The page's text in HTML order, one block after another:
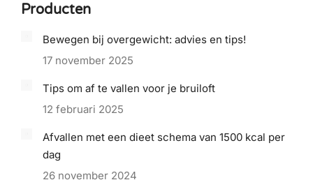
Producten
Bewegen bij overgewicht: advies en tips!
17 november 2025
Tips om af te vallen voor je bruiloft
12 februari 2025
Afvallen met een dieet schema van 1500 kcal per
dag
26 november 2024